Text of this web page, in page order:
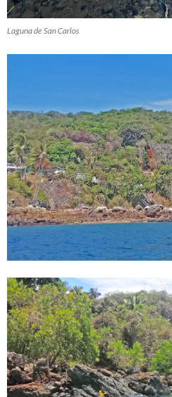
Laguna de San Carlos